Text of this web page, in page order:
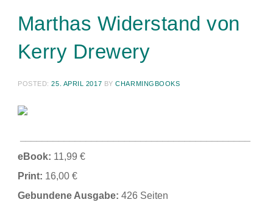
Marthas Widerstand von
Kerry Drewery
POSTED:25. APRIL 2017 BYCHARMINGBOOKS
eBook: 11,99 €
Print: 16,00 €
Gebundene Ausgabe: 426 Seiten